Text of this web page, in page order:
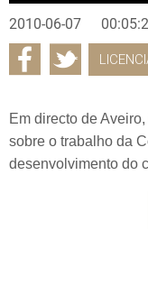
2010-06-07
Em directo de
sobre o trabalho da
desenvolvimento do